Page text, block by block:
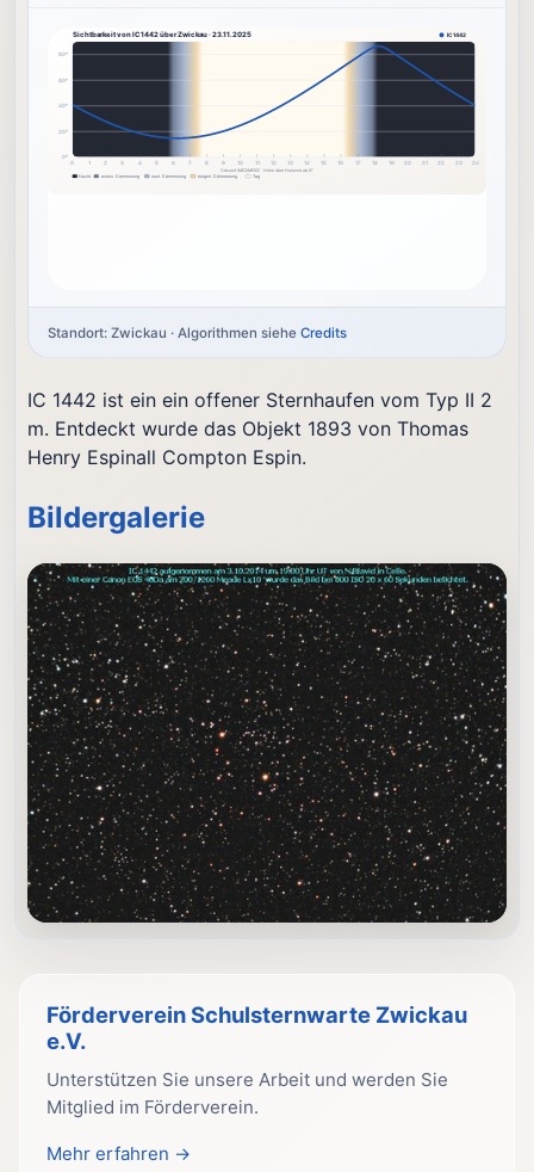
0°
20°
40°
60°
80°
0 1 2 3 4 5 6 7 8 9 10 11 12 13 14 15 16 17 18 19 20 21 22 23 24
Sichtbarkeit von IC1442 über Zwickau · 23.11.2025 IC1442
Nacht astron. Dämmerung naut. Dämmerung bürgerl. Dämmerung Tag
Ortszeit (MEZ/MESZ) · Höhe über Horizont ab 0°
Standort: Zwickau · Algorithmen sieheCredits
IC 1442 ist ein ein offener Sternhaufen vom Typ II 2
m. Entdeckt wurde das Objekt 1893 von Thomas
Henry Espinall Compton Espin.
Bildergalerie
Förderverein Schulsternwarte Zwickau
e.V.
Unterstützen Sie unsere Arbeit und werden Sie
Mitglied im Förderverein.
Mehr erfahren →